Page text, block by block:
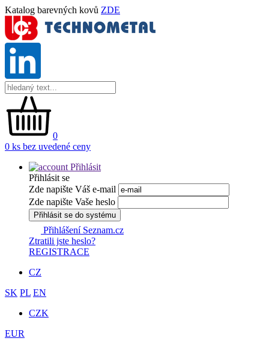
Katalog barevných kovů ZDE
0
0 ks bez uvedené ceny
Přihlásit
Přihlásit se
Zde napište Váš e-mail
Zde napište Vaše heslo
Přihlásit se do systému
Přihlášení Seznam.cz
Ztratili jste heslo?
REGISTRACE
CZ
SK PL EN
CZK
EUR